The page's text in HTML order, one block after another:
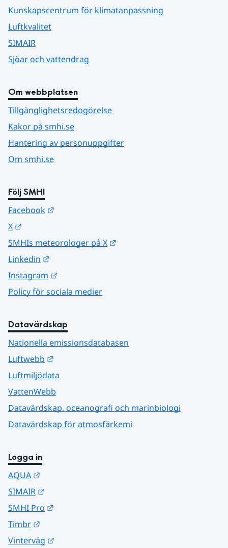
Kunskapscentrum för klimatanpassning
Luftkvalitet
SIMAIR
Sjöar och vattendrag
Om webbplatsen
Tillgänglighetsredogörelse
Kakor på smhi.se
Hantering av personuppgifter
Om smhi.se
Följ SMHI
Facebook
X
SMHIs meteorologer på X
Linkedin
Instagram
Policy för sociala medier
Datavärdskap
Nationella emissionsdatabasen
Luftwebb
Luftmiljödata
VattenWebb
Datavärdskap, oceanografi och marinbiologi
Datavärdskap för atmosfärkemi
Logga in
AQUA
SIMAIR
SMHI Pro
Timbr
Vinterväg